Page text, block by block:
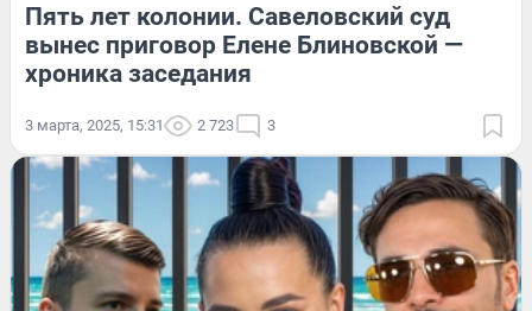
Пять лет колонии. Савеловский суд
вынес приговор Елене Блиновской —
хроника заседания
3 марта, 2025, 15:31 2 723 3